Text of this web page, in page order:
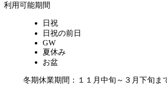
利用可能期間
日祝
日祝の前日
GW
夏休み
お盆
冬期休業期間：１１月中旬～３月下旬ま